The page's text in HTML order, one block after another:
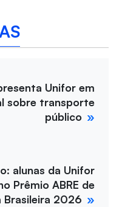
Unifor em
sobre transporte
público
alunas da Unifor
Prêmio ABRE de
Brasileira 2026